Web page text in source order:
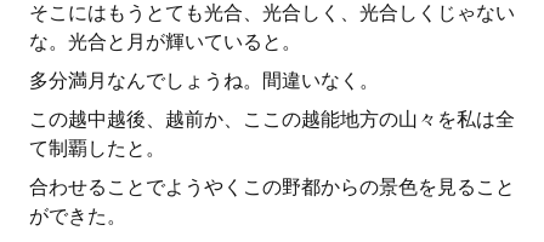
そこにはもうとても光合、光合しく、光合しくじゃない
な。光合と月が輝いていると。
多分満月なんでしょうね。間違いなく。
この越中越後、越前か、ここの越能地方の山々を私は全
て制覇したと。
合わせることでようやくこの野都からの景色を見ること
ができた。